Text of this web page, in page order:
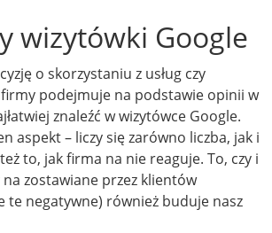
wizytówki Google
o skorzystaniu z usług czy
podejmuje na podstawie opinii w
znaleźć w wizytówce Google.
aspekt – liczy się zarówno liczba, jak i
to, jak firma na nie reaguje. To, czy i
zostawiane przez klientów
te negatywne) również buduje nasz